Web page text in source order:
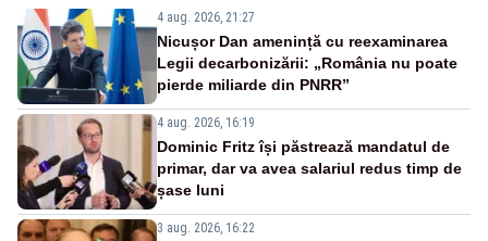
4 aug. 2026, 21:27
Nicușor Dan amenință cu reexaminarea
Legii decarbonizării: „România nu poate
pierde miliarde din PNRR”
4 aug. 2026, 16:19
Dominic Fritz își păstrează mandatul de
primar, dar va avea salariul redus timp de
șase luni
3 aug. 2026, 16:22